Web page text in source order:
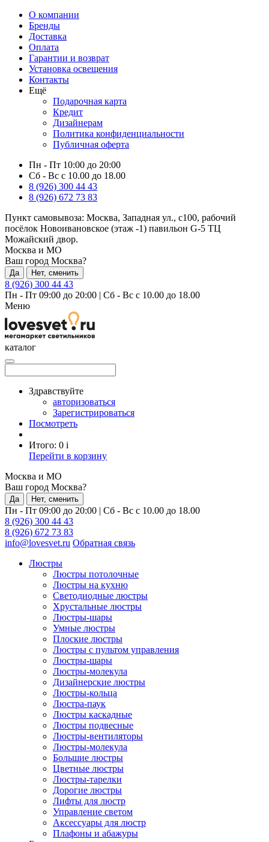
О компании
Бренды
Доставка
Оплата
Гарантии и возврат
Установка освещения
Контакты
Ещё
Подарочная карта
Кредит
Дизайнерам
Политика конфиденциальности
Публичная оферта
Пн - Пт 10:00 до 20:00
Сб - Вс с 10.00 до 18.00
8 (926) 300 44 43
8 (926) 672 73 83
Пункт самовывоза: Москва, Западная ул., с100, рабочий
посёлок Новоивановское (этаж -1) павильон G-5 ТЦ
Можайский двор.
Москва и МО
Ваш город Москва?
Да Нет, сменить
8 (926) 300 44 43
Пн - Пт 09:00 до 20:00 | Сб - Вс с 10.00 до 18.00
Меню
каталог
Здравствуйте
авторизоваться
Зарегистрироваться
Посмотреть
Итого: 0 i
Перейти в корзину
Москва и МО
Ваш город Москва?
Да Нет, сменить
Пн - Пт 09:00 до 20:00 | Сб - Вс с 10.00 до 18.00
8 (926) 300 44 43
8 (926) 672 73 83
info@lovesvet.ru Обратная связь
Люстры
Люстры потолочные
Люстры на кухню
Светодиодные люстры
Хрустальные люстры
Люстры-шары
Умные люстры
Плоские люстры
Люстры с пультом управления
Люстры-шары
Люстры-молекула
Дизайнерские люстры
Люстры-кольца
Люстра-паук
Люстры каскадные
Люстры подвесные
Люстры-вентиляторы
Люстры-молекула
Большие люстры
Цветные люстры
Люстры-тарелки
Дорогие люстры
Лифты для люстр
Управление светом
Аксессуары для люстр
Плафоны и абажуры